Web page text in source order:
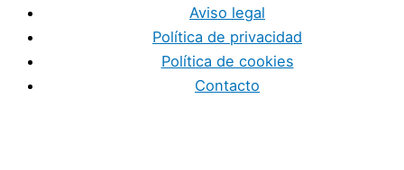
Aviso legal
Política de privacidad
Política de cookies
Contacto